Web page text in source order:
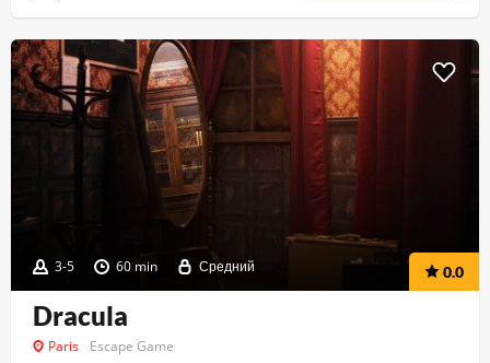
3-5 60 min Средний 0.0
Dracula
Paris Escape Game